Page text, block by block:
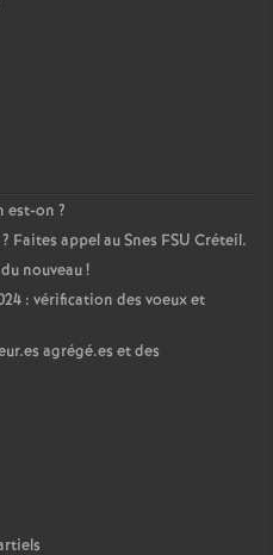
est-on ?
? Faites appel au Snes FSU Créteil.
nouveau!
: vérification des voeux et
agrégé.es et des